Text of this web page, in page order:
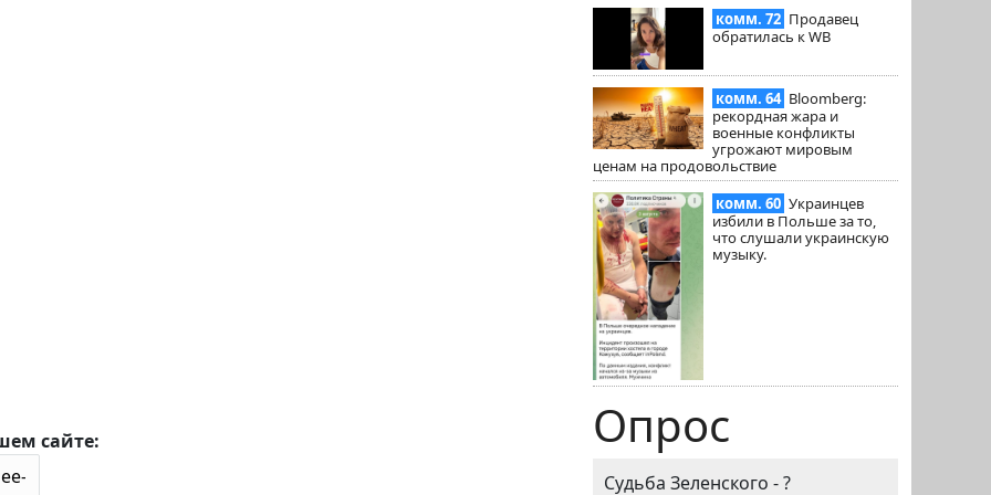
комм. 72 Продавец
обратилась к WB
комм. 64 Bloomberg:
рекордная жара и
военные конфликты
угрожают мировым
ценам на продовольствие
комм. 60 Украинцев
избили в Польше за то,
что слушали украинскую
музыку.
Опрос
Судьба Зеленского - ?
сайте: